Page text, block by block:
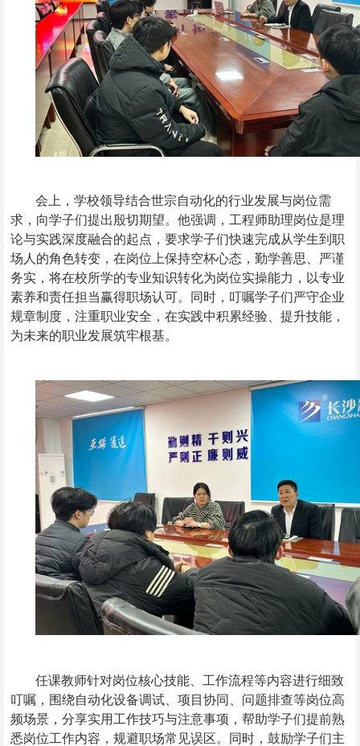
会上，学校领导结合世宗自动化的行业发展与岗位需
求，向学子们提出殷切期望。他强调，工程师助理岗位是理
论与实践深度融合的起点，要求学子们快速完成从学生到职
场人的角色转变，在岗位上保持空杯心态，勤学善思、严谨
务实，将在校所学的专业知识转化为岗位实操能力，以专业
素养和责任担当赢得职场认可。同时，叮嘱学子们严守企业
规章制度，注重职业安全，在实践中积累经验、提升技能，
为未来的职业发展筑牢根基。
任课教师针对岗位核心技能、工作流程等内容进行细致
叮嘱，围绕自动化设备调试、项目协同、问题排查等岗位高
频场景，分享实用工作技巧与注意事项，帮助学子们提前熟
悉岗位工作内容，规避职场常见误区。同时，鼓励学子们主